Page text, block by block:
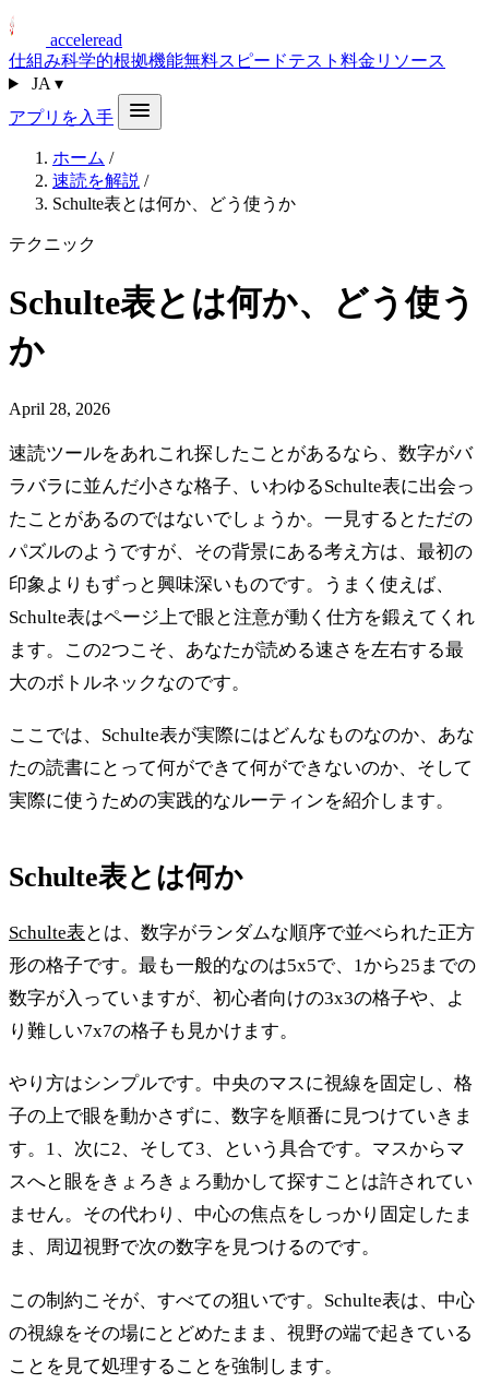
acceleread
仕組み科学的根拠機能無料スピードテスト 料金 リソース
JA ▾
アプリを入手
ホーム /
速読を解説 /
Schulte表とは何か、どう使うか
テクニック
Schulte表とは何か、どう使う
か
April 28, 2026
速読ツールをあれこれ探したことがあるなら、数字がバ
ラバラに並んだ小さな格子、いわゆるSchulte表に出会っ
たことがあるのではないでしょうか。一見するとただの
パズルのようですが、その背景にある考え方は、最初の
印象よりもずっと興味深いものです。うまく使えば、
Schulte表はページ上で眼と注意が動く仕方を鍛えてくれ
ます。この2つこそ、あなたが読める速さを左右する最
大のボトルネックなのです。
ここでは、Schulte表が実際にはどんなものなのか、あな
たの読書にとって何ができて何ができないのか、そして
実際に使うための実践的なルーティンを紹介します。
Schulte表とは何か
Schulte表 とは、数字がランダムな順序で並べられた正方
形の格子です。最も一般的なのは5x5で、1から25までの
数字が入っていますが、初心者向けの3x3の格子や、よ
り難しい7x7の格子も見かけます。
やり方はシンプルです。中央のマスに視線を固定し、格
子の上で眼を動かさずに、数字を順番に見つけていきま
す。1、次に2、そして3、という具合です。マスからマ
スへと眼をきょろきょろ動かして探すことは許されてい
ません。その代わり、中心の焦点をしっかり固定したま
ま、周辺視野で次の数字を見つけるのです。
この制約こそが、すべての狙いです。Schulte表は、中心
の視線をその場にとどめたまま、視野の端で起きている
ことを見て処理することを強制します。